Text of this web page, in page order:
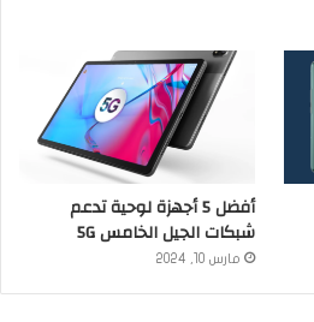
أفضل 5 أجهزة لوحية تدعم
شبكات الجيل الخامس 5G
مارس 10, 2024